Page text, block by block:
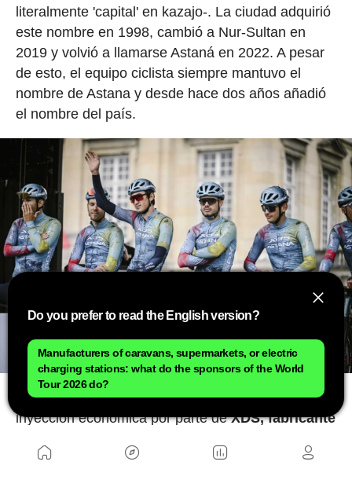
literalmente 'capital' en kazajo-. La ciudad adquirió
este nombre en 1998, cambió a Nur-Sultan en
2019 y volvió a llamarse Astaná en 2022. A pesar
de esto, el equipo ciclista siempre mantuvo el
nombre de Astana y desde hace dos años añadió
el nombre del país.
Esta temporada ha recibido una importante
inyección económica por parte deXDS, fabricante
material que, hasta ahora sólo elaboraban para
Do you prefer to read the English version?
Manufacturers of caravans, supermarkets, or electric
charging stations: what do the sponsors of the World
Tour 2026 do?